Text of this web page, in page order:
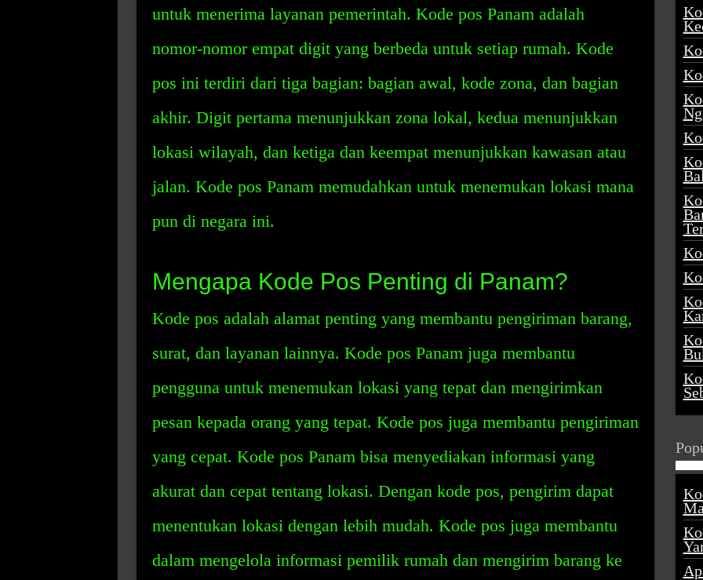
untuk menerima layanan pemerintah. Kode pos Panam adalah
nomor-nomor empat digit yang berbeda untuk setiap rumah. Kode
pos ini terdiri dari tiga bagian: bagian awal, kode zona, dan bagian
akhir. Digit pertama menunjukkan zona lokal, kedua menunjukkan
lokasi wilayah, dan ketiga dan keempat menunjukkan kawasan atau
jalan. Kode pos Panam memudahkan untuk menemukan lokasi mana
pun di negara ini.
Mengapa Kode Pos Penting di Panam?
Kode pos adalah alamat penting yang membantu pengiriman barang,
surat, dan layanan lainnya. Kode pos Panam juga membantu
pengguna untuk menemukan lokasi yang tepat dan mengirimkan
pesan kepada orang yang tepat. Kode pos juga membantu pengiriman
yang cepat. Kode pos Panam bisa menyediakan informasi yang
akurat dan cepat tentang lokasi. Dengan kode pos, pengirim dapat
menentukan lokasi dengan lebih mudah. Kode pos juga membantu
dalam mengelola informasi pemilik rumah dan mengirim barang ke